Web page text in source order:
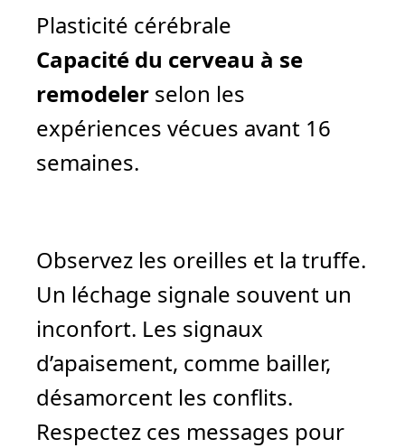
Plasticité cérébrale
Capacité du cerveau à se
remodeler selon les
expériences vécues avant 16
semaines.
Observez les oreilles et la truffe.
Un léchage signale souvent un
inconfort. Les signaux
d’apaisement, comme bailler,
désamorcent les conflits.
Respectez ces messages pour